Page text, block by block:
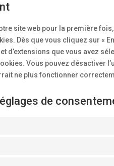
site web pour la première
Dès que vous cliquez sur «
d’extensions que vous avez
Vous pouvez désactiver
ne plus fonctionner
de